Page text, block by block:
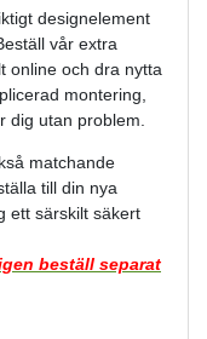
designelement
vår extra
online och dra nytta
montering,
dig utan problem.
matchande
till din nya
ett särskilt säkert
beställ separat